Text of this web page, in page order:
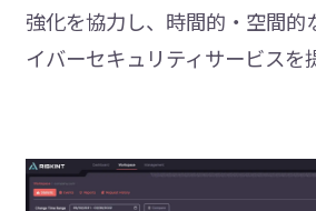
強化を協力し、時間的・空間的
イバーセキュリティサービスを